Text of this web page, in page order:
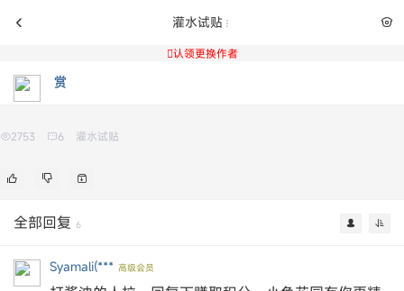
灌水试贴
认领更换作者
2753 6 灌水试贴
全部回复 6
Syamali(*** 高级会员